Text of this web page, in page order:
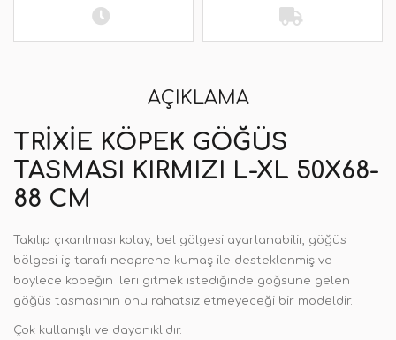
AÇIKLAMA
TRIXIE KÖPEK GÖĞÜS
TASMASI KIRMIZI L-XL 50X68-
88 CM
Takılıp çıkarılması kolay, bel gölgesi ayarlanabilir, göğüs
bölgesi iç tarafı neoprene kumaş ile desteklenmiş ve
böylece köpeğin ileri gitmek istediğinde göğsüne gelen
göğüs tasmasının onu rahatsız etmeyeceği bir modeldir.
Çok kullanışlı ve dayanıklıdır.